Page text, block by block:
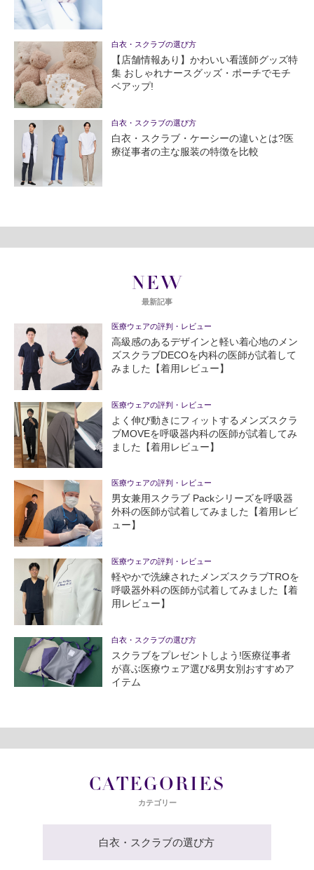
白衣・スクラブの選び方
【店舗情報あり】かわいい看護師グッズ特
集 おしゃれナースグッズ・ポーチでモチ
ベアップ!
白衣・スクラブの選び方
白衣・スクラブ・ケーシーの違いとは?医
療従事者の主な服装の特徴を比較
NEW
最新記事
医療ウェアの評判・レビュー
高級感のあるデザインと軽い着心地のメン
ズスクラブDECOを内科の医師が試着して
みました【着用レビュー】
医療ウェアの評判・レビュー
よく伸び動きにフィットするメンズスクラ
ブMOVEを呼吸器内科の医師が試着してみ
ました【着用レビュー】
医療ウェアの評判・レビュー
男女兼用スクラブ Packシリーズを呼吸器
外科の医師が試着してみました【着用レビ
ュー】
医療ウェアの評判・レビュー
軽やかで洗練されたメンズスクラブTROを
呼吸器外科の医師が試着してみました【着
用レビュー】
白衣・スクラブの選び方
スクラブをプレゼントしよう!医療従事者
が喜ぶ医療ウェア選び&男女別おすすめア
イテム
CATEGORIES
カテゴリー
白衣・スクラブの選び方